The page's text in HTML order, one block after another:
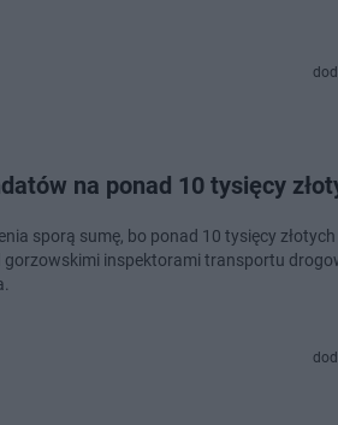
na ponad 10 tysięcy
sporą sumę, bo ponad 10 tysięcy złotych
gorzowskimi inspektorami transportu